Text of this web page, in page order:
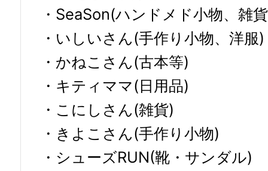
・SeaSon(ハンドメド小物、雑
・いしいさん(手作り小物、洋服)
・かねこさん(古本等)
・キティママ(日用品)
・こにしさん(雑貨)
・きよこさん(手作り小物)
・シューズRUN(靴・サンダル)